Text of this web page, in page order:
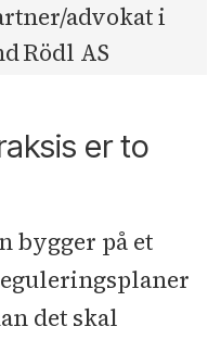
advokat i
Rödl AS
er to
bygger på et
det skal